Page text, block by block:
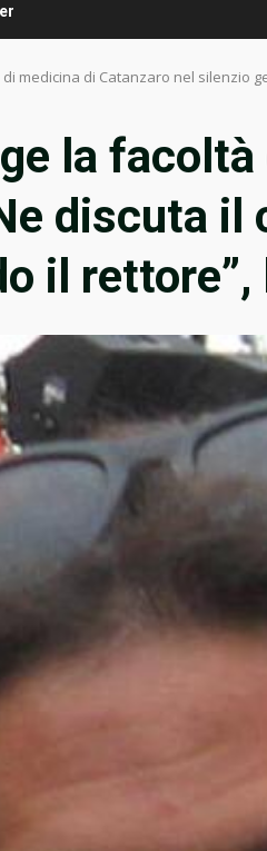
medicina di Catanzaro nel silenzio
la
discuta il
il